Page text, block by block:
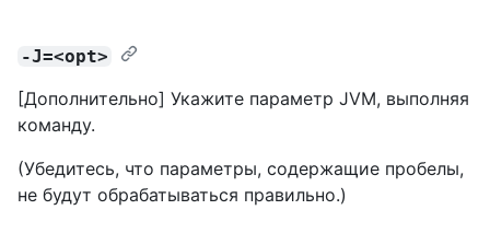
-J=<opt>
[Дополнительно] Укажите параметр JVM, выполняя
команду.
(Убедитесь, что параметры, содержащие пробелы,
не будут обрабатываться правильно.)